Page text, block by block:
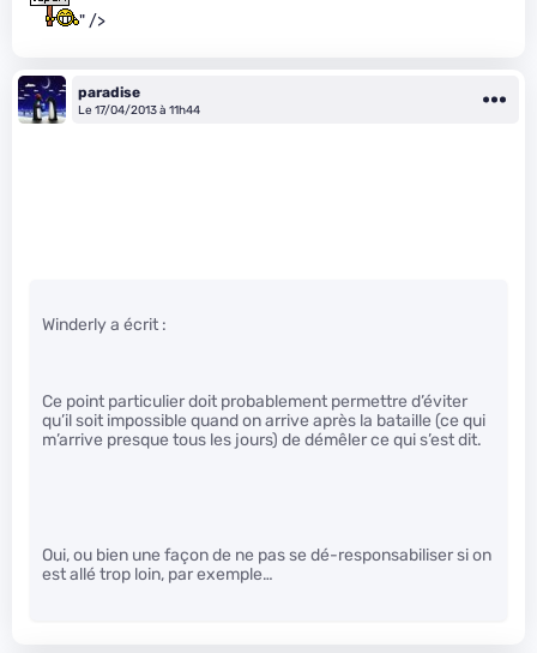
" />
paradise
Le 17/04/2013 à 11h44
Winderly a écrit :
Ce point particulier doit probablement permettre d’éviter
qu’il soit impossible quand on arrive après la bataille (ce qui
m’arrive presque tous les jours) de démêler ce qui s’est dit.
Oui, ou bien une façon de ne pas se dé-responsabiliser si on
est allé trop loin, par exemple…